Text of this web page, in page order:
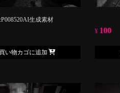
生成素材
い物カゴに追加
¥ 100